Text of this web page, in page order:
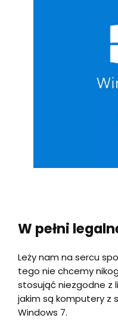
W pełni
Leży nam na sercu
tego nie chcemy
stosująć niezgodne z
jakim są komputery z
Windows 7.